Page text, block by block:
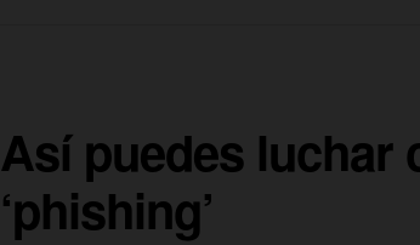
Así puedes luchar
‘phishing’